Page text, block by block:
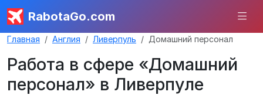
RabotaGo.com
Главная Англия Ливерпуль Домашний персонал
Работа в сфере «Домашний
персонал» в Ливерпуле